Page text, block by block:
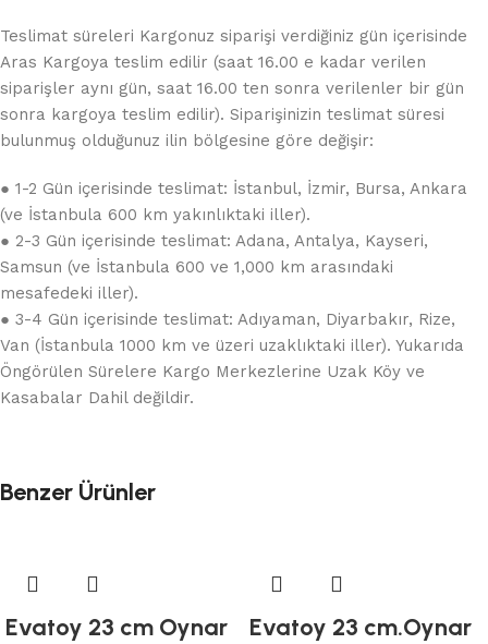
Teslimat süreleri Kargonuz siparişi verdiğiniz gün içerisinde
Aras Kargoya teslim edilir (saat 16.00 e kadar verilen
siparişler aynı gün, saat 16.00 ten sonra verilenler bir gün
sonra kargoya teslim edilir). Siparişinizin teslimat süresi
bulunmuş olduğunuz ilin bölgesine göre değişir:
● 1-2 Gün içerisinde teslimat: İstanbul, İzmir, Bursa, Ankara
(ve İstanbula 600 km yakınlıktaki iller).
● 2-3 Gün içerisinde teslimat: Adana, Antalya, Kayseri,
Samsun (ve İstanbula 600 ve 1,000 km arasındaki
mesafedeki iller).
● 3-4 Gün içerisinde teslimat: Adıyaman, Diyarbakır, Rize,
Van (İstanbula 1000 km ve üzeri uzaklıktaki iller). Yukarıda
Öngörülen Sürelere Kargo Merkezlerine Uzak Köy ve
Kasabalar Dahil değildir.
Benzer Ürünler
Evatoy 23 cm Oynar
Evatoy 23 cm.Oynar